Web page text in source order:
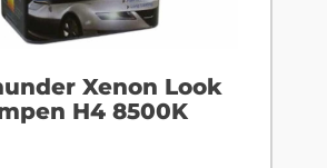
Xenon Look
H4 8500K